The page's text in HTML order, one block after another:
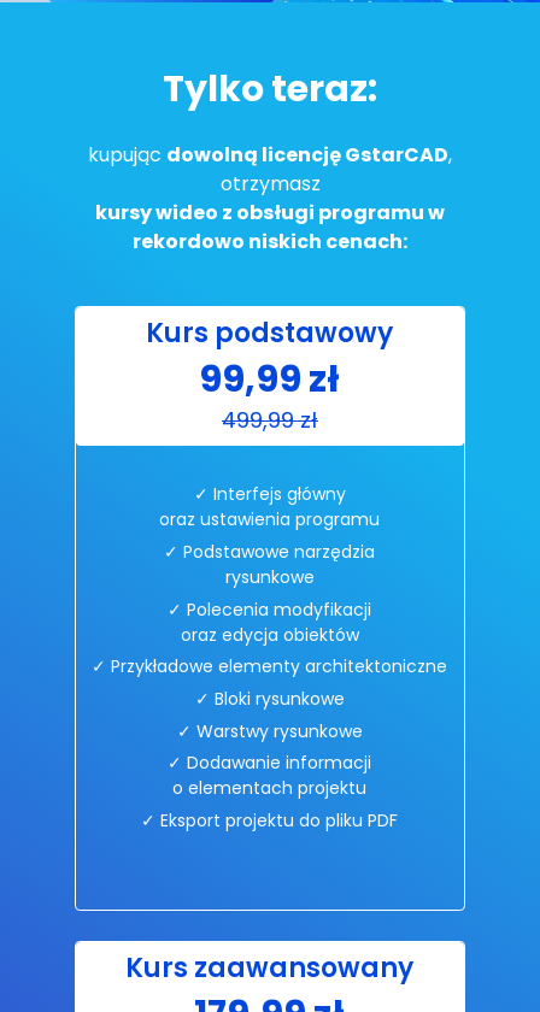
Tylko teraz:
kupując dowolną licencję GstarCAD,
otrzymasz
kursy wideo z obsługi programu w
rekordowo niskich cenach:
Kurs podstawowy
99,99 zł
499,99 zł
✓ Interfejs główny
oraz ustawienia programu
✓ Podstawowe narzędzia
rysunkowe
✓ Polecenia modyfikacji
oraz edycja obiektów
✓ Przykładowe elementy architektoniczne
✓ Bloki rysunkowe
✓ Warstwy rysunkowe
✓ Dodawanie informacji
o elementach projektu
✓ Eksport projektu do pliku PDF
Kurs zaawansowany